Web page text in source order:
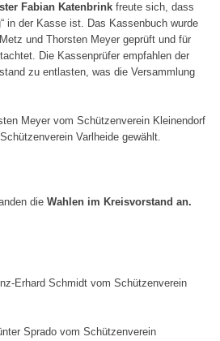
Fabian Katenbrink freute sich, dass
in der Kasse ist. Das Kassenbuch wurde
und Thorsten Meyer geprüft und für
Die Kassenprüfer empfahlen der
zu entlasten, was die Versammlung
Meyer vom Schützenverein Kleinendorf
Varlheide gewählt.
die Wahlen im Kreisvorstand an.
Erhard Schmidt vom Schützenverein
Sprado vom Schützenverein